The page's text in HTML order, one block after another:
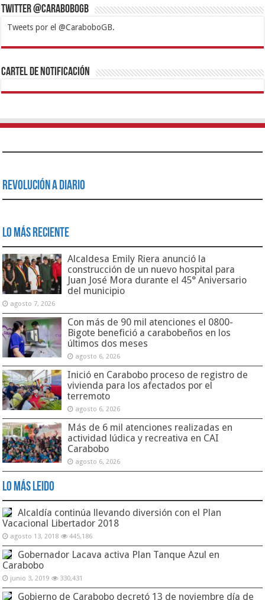
Twitter @CaraboboGB
Tweets por el @CaraboboGB.
1xbetBetturkeyBetistKralbetSupertotobetTipobetMatadorbetMariobet
https://mvbcasino.com/
Cartel de Notificación
Revolución a Diario
Lo Más Reciente
Alcaldesa Emily Riera anunció la
construcción de un nuevo hospital para
Juan José Mora durante el 45° Aniversario
del municipio
agosto 7, 2026
Con más de 90 mil atenciones el 0800-
Bigote benefició a carabobeños en los
últimos dos meses
agosto 6, 2026
Inició en Carabobo proceso de registro de
vivienda para los afectados por el
terremoto
agosto 6, 2026
Más de 6 mil atenciones realizadas en
actividad lúdica y recreativa en CAI
Carabobo
agosto 6, 2026
Lo Más Leido
Alcaldía continúa llevando diversión con el Plan
Vacacional Libertador 2018
agosto 13, 2018 445,186
Gobernador Lacava activa Plan Tanque Azul en
Carabobo
junio 3, 2019 330,431
Gobierno de Carabobo decretó 13 de noviembre día de